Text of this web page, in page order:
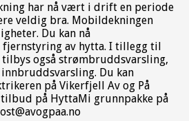
har nå vært i drift en periode
veldig bra. Mobildekningen
Du kan nå
av hytta. I tillegg til
også strømbruddsvarsling,
Du kan
på Vikerfjell Av og På
på HyttaMi grunnpakke på